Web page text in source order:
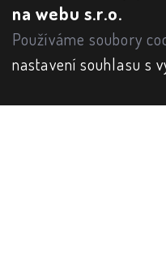
na webu s.r.o.
Používáme soubory
nastavení souhlasu s